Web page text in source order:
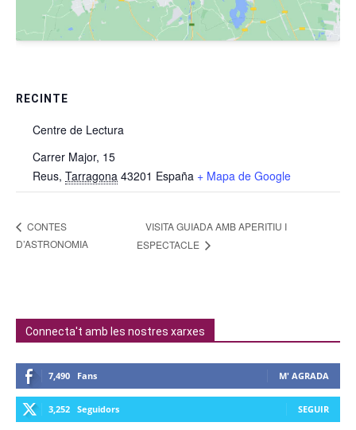
RECINTE
Centre de Lectura
Carrer Major, 15
Reus, Tarragona 43201 España + Mapa de Google
CONTES
D’ASTRONOMIA
VISITA GUIADA AMB APERITIU I
ESPECTACLE
Connecta't amb les nostres xarxes
7,490 Fans M' AGRADA
3,252 Seguidors SEGUIR